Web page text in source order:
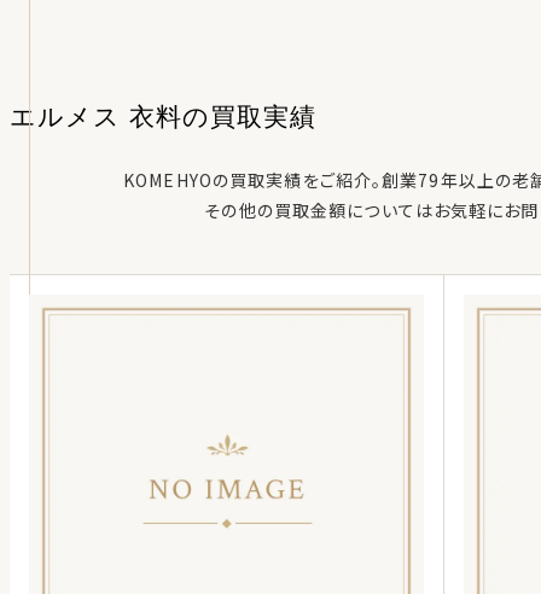
エルメス 衣料の 買取実績
KOMEHYOの買取実績をご紹介。創業79年以上の老
その他の買取金額についてはお気軽にお問